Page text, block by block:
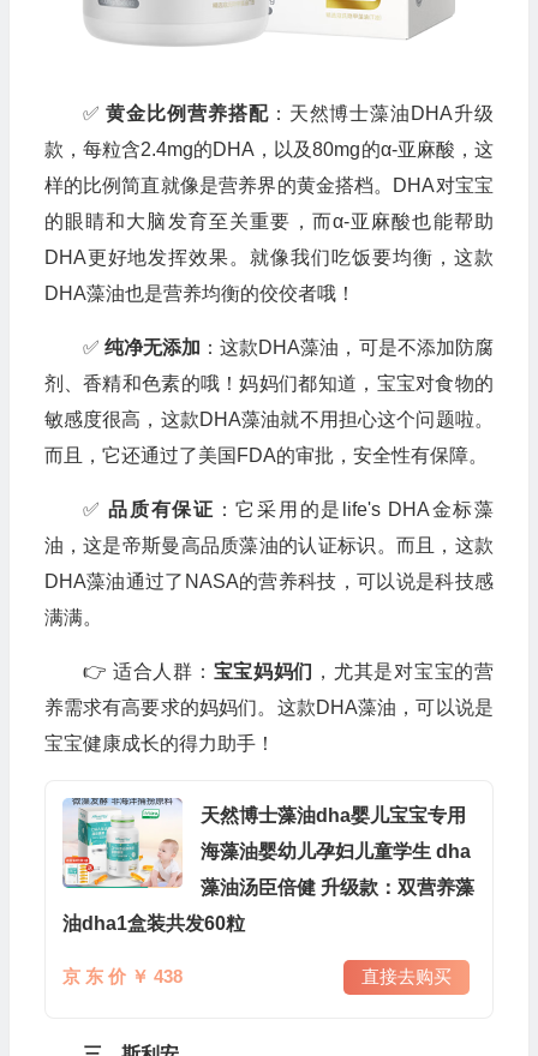
✅黄金比例营养搭配：天然博士藻油DHA升级
款，每粒含2.4mg的DHA，以及80mg的α-亚麻酸，这
样的比例简直就像是营养界的黄金搭档。DHA对宝宝
的眼睛和大脑发育至关重要，而α-亚麻酸也能帮助
DHA更好地发挥效果。就像我们吃饭要均衡，这款
DHA藻油也是营养均衡的佼佼者哦！
✅ 纯净无添加 ：这款DHA藻油，可是不添加防腐
剂、香精和色素的哦！妈妈们都知道，宝宝对食物的
敏感度很高，这款DHA藻油就不用担心这个问题啦。
而且，它还通过了美国FDA的审批，安全性有保障。
✅品质有保证 ：它采用的是life's DHA金标藻
油，这是帝斯曼高品质藻油的认证标识。而且，这款
DHA藻油通过了NASA的营养科技，可以说是科技感
满满。
👉 适合人群： 宝宝妈妈们 ，尤其是对宝宝的营
养需求有高要求的妈妈们。这款DHA藻油，可以说是
宝宝健康成长的得力助手！
天然博士藻油dha婴儿宝宝专用
海藻油婴幼儿孕妇儿童学生 dha
藻油汤臣倍健 升级款：双营养藻
油dha1盒装共发60粒
京 东 价 ￥ 438 直接去购买